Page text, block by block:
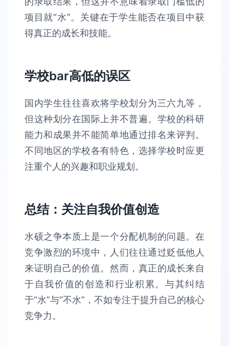
项目就“水”。关键在于学生能否在项目中获
得真正的成长和技能。
学校bar高低的误区
国内学生往往喜欢将学校划分为三六九等，
但这种划分在国际上并不普遍。学校的科研
能力和成果并不能简单地通过排名来评判。
不同地区的学校各有特色，选择学校时应更
注重个人的兴趣和职业规划。
总结：关注自我价值创造
水硕之争本质上是一个分配机制的问题。在
竞争激烈的环境中，人们往往通过贬低他人
来证明自己的价值。然而，真正的成长来自
于自我价值的创造和行业积累。与其纠结
于“水”与“不水”，不如专注于提升自己的核心
竞争力。